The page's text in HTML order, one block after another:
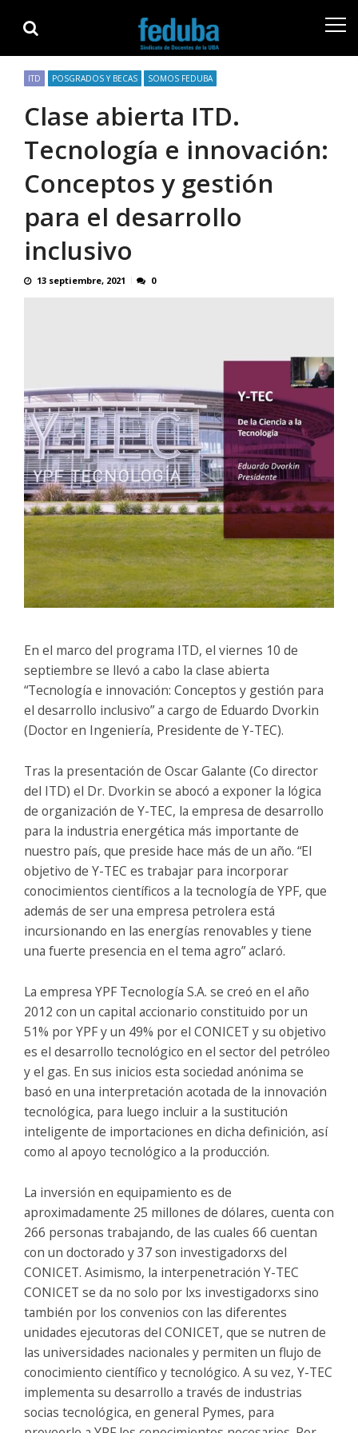
navigation
content
ITD POSGRADOS Y BECAS SOMOS FEDUBA
Clase abierta ITD.
Tecnología e innovación:
Conceptos y gestión
para el desarrollo
inclusivo
13 septiembre, 2021 0
En el marco del programa ITD, el viernes 10 de
septiembre se llevó a cabo la clase abierta
“Tecnología e innovación: Conceptos y gestión para
el desarrollo inclusivo” a cargo de Eduardo Dvorkin
(Doctor en Ingeniería, Presidente de Y-TEC).
Tras la presentación de Oscar Galante (Co director
del ITD) el Dr. Dvorkin se abocó a exponer la lógica
de organización de Y-TEC, la empresa de desarrollo
para la industria energética más importante de
nuestro país, que preside hace más de un año. “El
objetivo de Y-TEC es trabajar para incorporar
conocimientos científicos a la tecnología de YPF, que
además de ser una empresa petrolera está
incursionando en las energías renovables y tiene
una fuerte presencia en el tema agro” aclaró.
La empresa YPF Tecnología S.A. se creó en el año
2012 con un capital accionario constituido por un
51% por YPF y un 49% por el CONICET y su objetivo
es el desarrollo tecnológico en el sector del petróleo
y el gas. En sus inicios esta sociedad anónima se
basó en una interpretación acotada de la innovación
tecnológica, para luego incluir a la sustitución
inteligente de importaciones en dicha definición, así
como al apoyo tecnológico a la producción.
La inversión en equipamiento es de
aproximadamente 25 millones de dólares, cuenta con
266 personas trabajando, de las cuales 66 cuentan
con un doctorado y 37 son investigadorxs del
CONICET. Asimismo, la interpenetración Y-TEC
CONICET se da no solo por lxs investigadorxs sino
también por los convenios con las diferentes
unidades ejecutoras del CONICET, que se nutren de
las universidades nacionales y permiten un flujo de
conocimiento científico y tecnológico. A su vez, Y-TEC
implementa su desarrollo a través de industrias
socias tecnológica, en general Pymes, para